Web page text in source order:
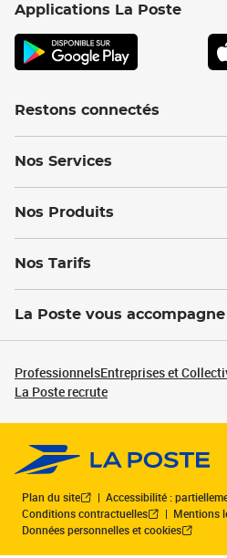
Applications La Poste
Restons connectés
Nos Services
Nos Produits
Nos Tarifs
La Poste vous accompagne
ProfessionnelsEntreprises et
La Poste recrute
Plan du site
Accessibilité :
Conditions contractuelles
Mentions
Données personnelles et cookies